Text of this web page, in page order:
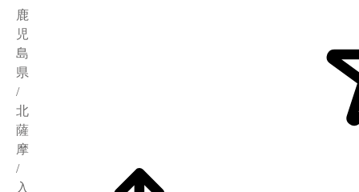
鹿
児
島
県
/
北
薩
摩
/
入